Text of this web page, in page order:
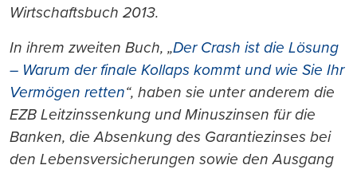
Wirtschaftsbuch 2013.
In ihrem zweiten Buch, „Der Crash ist die Lösung
– Warum der finale Kollaps kommt und wie Sie Ihr
Vermögen retten“, haben sie unter anderem die
EZB Leitzinssenkung und Minuszinsen für die
Banken, die Absenkung des Garantiezinses bei
den Lebensversicherungen sowie den Ausgang